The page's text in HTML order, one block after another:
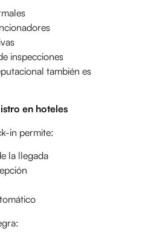
inspecciones
también es
en hoteles
in permite:
la llegada